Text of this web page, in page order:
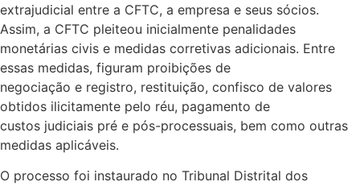
extrajudicial entre a CFTC, a empresa e seus sócios.
Assim, a CFTC pleiteou inicialmente penalidades
monetárias civis e medidas corretivas adicionais. Entre
essas medidas, figuram proibições de
negociação e registro, restituição, confisco de valores
obtidos ilicitamente pelo réu, pagamento de
custos judiciais pré e pós-processuais, bem como outras
medidas aplicáveis.
O processo foi instaurado no Tribunal Distrital dos